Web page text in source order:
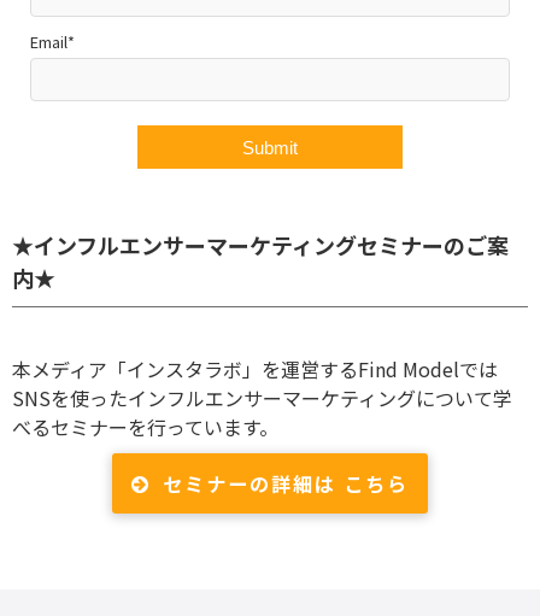
Email*
★インフルエンサーマーケティングセミナーのご案
内★
本メディア「インスタラボ」を運営するFind Modelでは
SNSを使ったインフルエンサーマーケティングについて学
べるセミナーを行っています。
セミナーの詳細は こちら